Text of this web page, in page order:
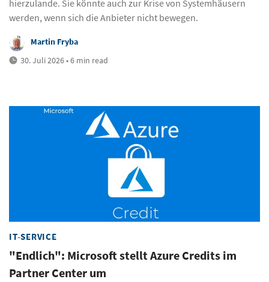
hierzulande. Sie könnte auch zur Krise von Systemhäusern
werden, wenn sich die Anbieter nicht bewegen.
Martin Fryba
30. Juli 2026 • 6 min read
IT-SERVICE
"Endlich": Microsoft stellt Azure Credits im
Partner Center um